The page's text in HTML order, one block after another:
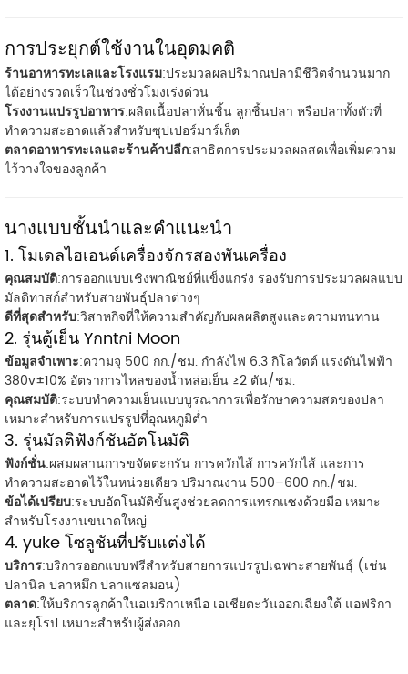
การประยุกต์ใช้งานในอุดมคติ
ร้านอาหารทะเลและโรงแรม:ประมวลผลปริมาณปลามีชีวิตจำนวนมาก
ได้อย่างรวดเร็วในช่วงชั่วโมงเร่งด่วน
โรงงานแปรรูปอาหาร:ผลิตเนื้อปลาหั่นชิ้น ลูกชิ้นปลา หรือปลาทั้งตัวที่
ทำความสะอาดแล้วสำหรับซุปเปอร์มาร์เก็ต
ตลาดอาหารทะเลและร้านค้าปลีก:สาธิตการประมวลผลสดเพื่อเพิ่มความ
ไว้วางใจของลูกค้า
นางแบบชั้นนำและคำแนะนำ
1. โมเดลไฮเอนด์เครื่องจักรสองพันเครื่อง
คุณสมบัติ:การออกแบบเชิงพาณิชย์ที่แข็งแกร่ง รองรับการประมวลผลแบบ
มัลติทาสก์สำหรับสายพันธุ์ปลาต่างๆ
ดีที่สุดสำหรับ:วิสาหกิจที่ให้ความสำคัญกับผลผลิตสูงและความทนทาน
2. รุ่นตู้เย็น Yกntกi Moon
ข้อมูลจำเพาะ:ความจุ 500 กก./ชม. กำลังไฟ 6.3 กิโลวัตต์ แรงดันไฟฟ้า
380v±10% อัตราการไหลของน้ำหล่อเย็น ≥2 ตัน/ชม.
คุณสมบัติ:ระบบทำความเย็นแบบบูรณาการเพื่อรักษาความสดของปลา
เหมาะสำหรับการแปรรูปที่อุณหภูมิต่ำ
3. รุ่นมัลติฟังก์ชันอัตโนมัติ
ฟังก์ชั่น:ผสมผสานการขจัดตะกรัน การควักไส้ การควักไส้ และการ
ทำความสะอาดไว้ในหน่วยเดียว ปริมาณงาน 500–600 กก./ชม.
ข้อได้เปรียบ:ระบบอัตโนมัติขั้นสูงช่วยลดการแทรกแซงด้วยมือ เหมาะ
สำหรับโรงงานขนาดใหญ่
4. yuke โซลูชันที่ปรับแต่งได้
บริการ:บริการออกแบบฟรีสำหรับสายการแปรรูปเฉพาะสายพันธุ์ (เช่น
ปลานิล ปลาหมึก ปลาแซลมอน)
ตลาด:ให้บริการลูกค้าในอเมริกาเหนือ เอเชียตะวันออกเฉียงใต้ แอฟริกา
และยุโรป เหมาะสำหรับผู้ส่งออก